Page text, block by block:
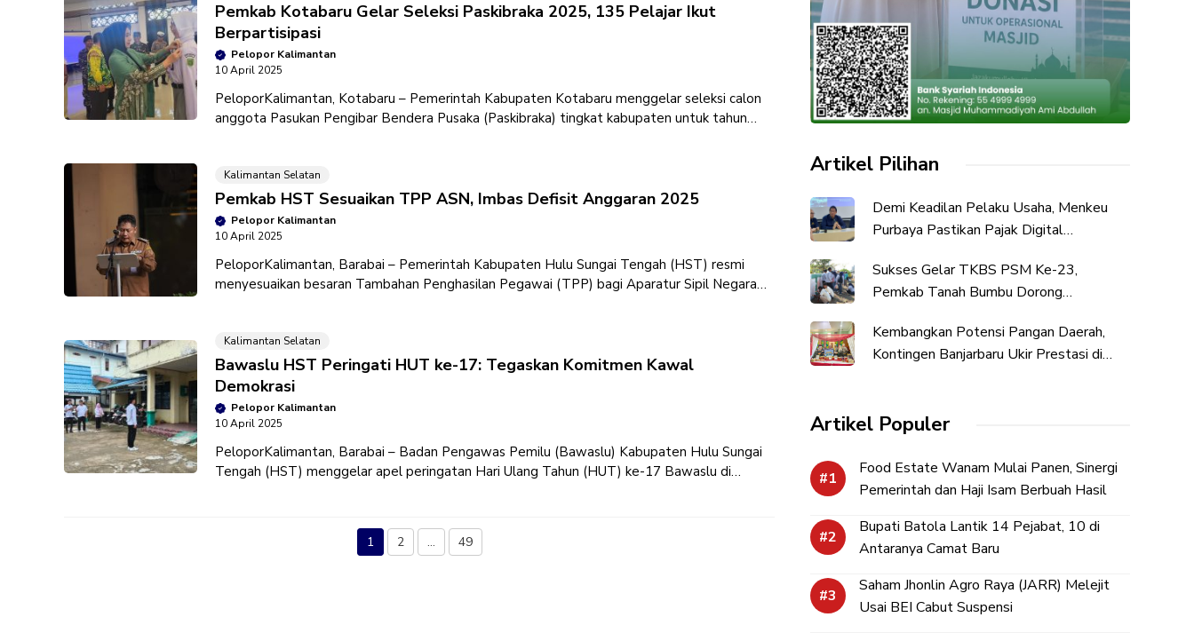
Pemkab Kotabaru Gelar Seleksi Paskibraka 2025, 135 Pelajar Ikut
Berpartisipasi
Pelopor Kalimantan
10 April 2025
PeloporKalimantan, Kotabaru – Pemerintah Kabupaten Kotabaru menggelar seleksi calon
anggota Pasukan Pengibar Bendera Pusaka (Paskibraka) tingkat kabupaten untuk tahun
Kalimantan Selatan
Pemkab HST Sesuaikan TPP ASN, Imbas Defisit Anggaran 2025
Pelopor Kalimantan
10 April 2025
PeloporKalimantan, Barabai – Pemerintah Kabupaten Hulu Sungai Tengah (HST) resmi
menyesuaikan besaran Tambahan Penghasilan Pegawai (TPP) bagi Aparatur Sipil Negara
Kalimantan Selatan
Bawaslu HST Peringati HUT ke-17: Tegaskan Komitmen Kawal
Demokrasi
Pelopor Kalimantan
10 April 2025
PeloporKalimantan, Barabai – Badan Pengawas Pemilu (Bawaslu) Kabupaten Hulu Sungai
Tengah (HST) menggelar apel peringatan Hari Ulang Tahun (HUT) ke-17 Bawaslu di
Halaman
1 Halaman
2 … Halaman
49
Artikel Pilihan
Demi Keadilan Pelaku Usaha, Menkeu
Purbaya Pastikan Pajak Digital
Sukses Gelar TKBS PSM Ke-23,
Pemkab Tanah Bumbu Dorong
Kembangkan Potensi Pangan Daerah,
Kontingen Banjarbaru Ukir Prestasi di
Artikel Populer
Food Estate Wanam Mulai Panen, Sinergi
Pemerintah dan Haji Isam Berbuah Hasil
Bupati Batola Lantik 14 Pejabat, 10 di
Antaranya Camat Baru
Saham Jhonlin Agro Raya (JARR) Melejit
Usai BEI Cabut Suspensi